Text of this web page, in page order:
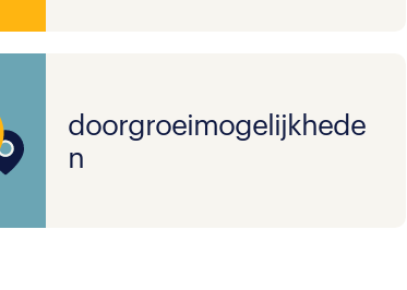
doorgroeimogelijkhede
n